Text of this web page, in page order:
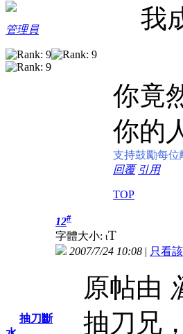
管理員
我
你竟
你的
支持鼓勵每位
回覆 引用
TOP
抽刀斷
12#
字體大小: tT
2007/7/24 10:08 | 只看
原帖由
抽刀兄